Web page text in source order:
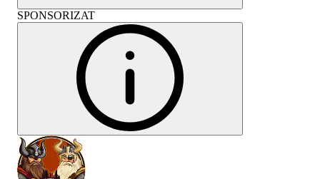
SPONSORIZAT